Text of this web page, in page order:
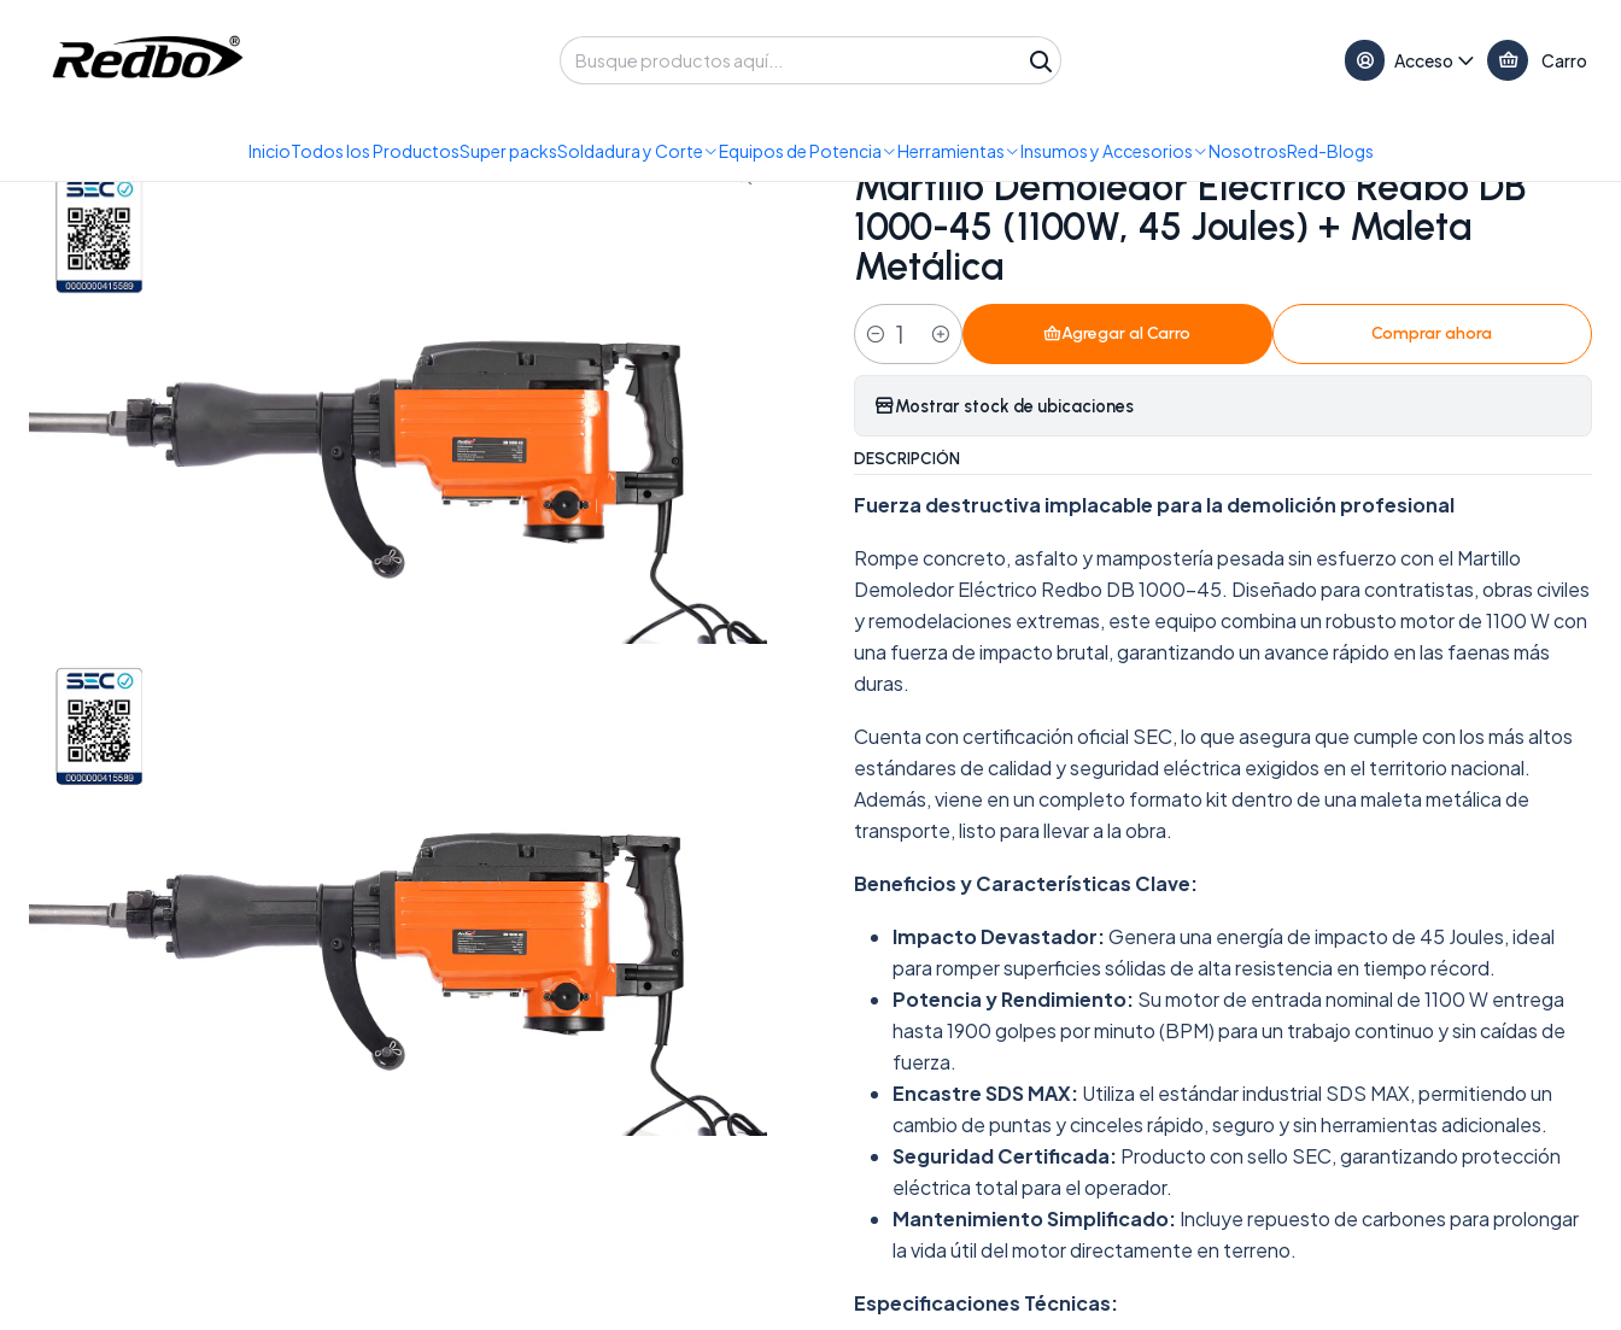
Acceso Carro
InicioTodos los ProductosSuper packsSoldadura y Corte Equipos de Potencia Herramientas Insumos y Accesorios NosotrosRed-Blogs
Herramientas Eléctricas Martillo Demoledor Eléctrico Redbo DB 1000-45 (1100W, 45 Joules) + Maleta Metálica
|
Martillo Demoledor Eléctrico Redbo DB
1000-45 (1100W, 45 Joules) + Maleta
Metálica
Cantidad
Agregar al Carro Comprar ahora
Mostrar stock de ubicaciones
DESCRIPCIÓN
Fuerza destructiva implacable para la demolición profesional
Rompe concreto, asfalto y mampostería pesada sin esfuerzo con el Martillo
Demoledor Eléctrico Redbo DB 1000-45. Diseñado para contratistas, obras civiles
y remodelaciones extremas, este equipo combina un robusto motor de 1100 W con
una fuerza de impacto brutal, garantizando un avance rápido en las faenas más
duras.
Cuenta con certificación oficial SEC, lo que asegura que cumple con los más altos
estándares de calidad y seguridad eléctrica exigidos en el territorio nacional.
Además, viene en un completo formato kit dentro de una maleta metálica de
transporte, listo para llevar a la obra.
Beneficios y Características Clave:
Impacto Devastador:Genera una energía de impacto de 45 Joules, ideal
para romper superficies sólidas de alta resistencia en tiempo récord.
Potencia y Rendimiento: Su motor de entrada nominal de 1100 W entrega
hasta 1900 golpes por minuto (BPM) para un trabajo continuo y sin caídas de
fuerza.
Encastre SDS MAX: Utiliza el estándar industrial SDS MAX, permitiendo un
cambio de puntas y cinceles rápido, seguro y sin herramientas adicionales.
Seguridad Certificada: Producto con sello SEC, garantizando protección
eléctrica total para el operador.
Mantenimiento Simplificado: Incluye repuesto de carbones para prolongar
la vida útil del motor directamente en terreno.
Especificaciones Técnicas: